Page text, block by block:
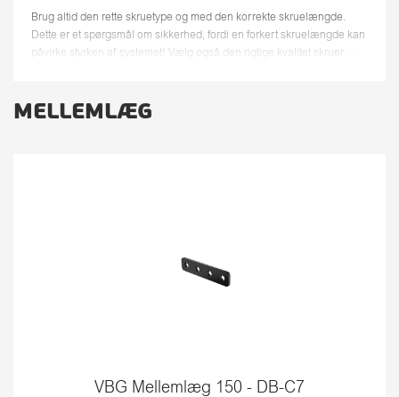
Brug altid den rette skruetype og med den korrekte skruelængde.
Dette er et spørgsmål om sikkerhed, fordi en forkert skruelængde kan
påvirke styrken af systemet! Vælg også den rigtige kvalitet skruer ...
MELLEMLÆG
VBG Mellemlæg 150 - DB-C7